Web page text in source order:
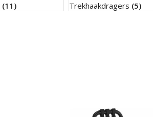
(11) Trekhaakdragers (5)